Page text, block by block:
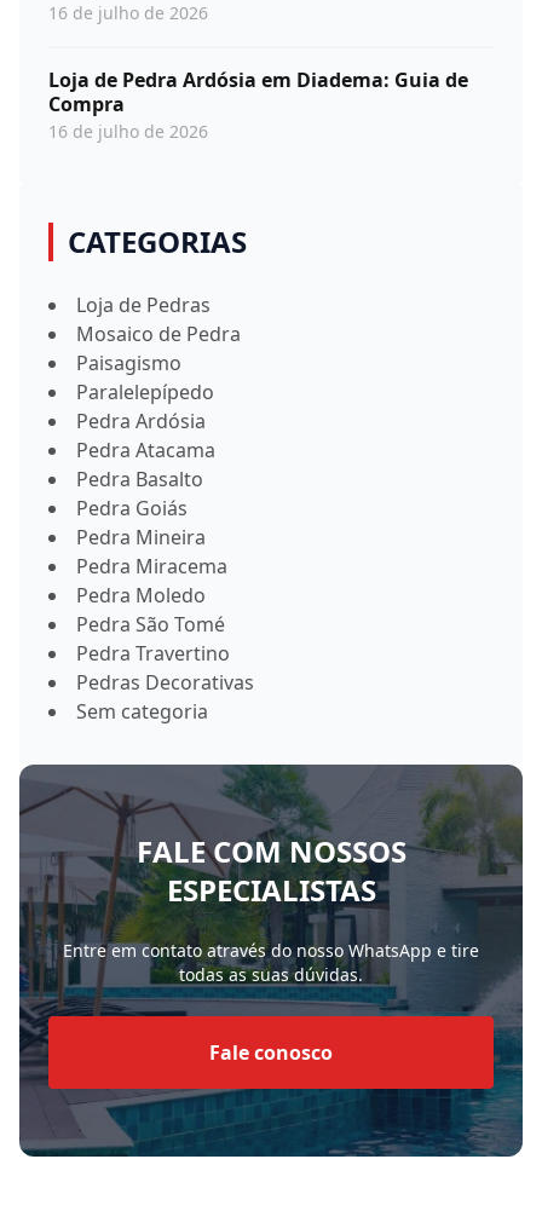
16 de julho de 2026
Loja de Pedra Ardósia em Diadema: Guia de
Compra
16 de julho de 2026
CATEGORIAS
Loja de Pedras
Mosaico de Pedra
Paisagismo
Paralelepípedo
Pedra Ardósia
Pedra Atacama
Pedra Basalto
Pedra Goiás
Pedra Mineira
Pedra Miracema
Pedra Moledo
Pedra São Tomé
Pedra Travertino
Pedras Decorativas
Sem categoria
FALE COM NOSSOS
ESPECIALISTAS
Entre em contato através do nosso WhatsApp e tire
todas as suas dúvidas.
Fale conosco